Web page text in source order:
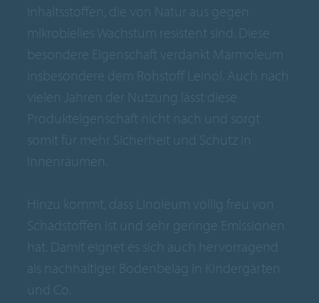
Inhaltsstoffen, die von Natur aus gegen
mikrobielles Wachstum resistent sind. Diese
besondere Eigenschaft verdankt Marmoleum
insbesondere dem Rohstoff Leinöl. Auch nach
vielen Jahren der Nutzung lässt diese
Produkteigenschaft nicht nach und sorgt
somit für mehr Sicherheit und Schutz in
Innenräumen.
Hinzu kommt, dass Linoleum völlig freu von
Schadstoffen ist und sehr geringe Emissionen
hat. Damit eignet es sich auch hervorragend
als nachhaltiger Bodenbelag in Kindergärten
und Co.